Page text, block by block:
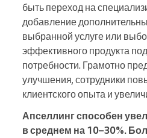
быть переход на
добавление
выбранной услуге или
эффективного продукта
потребности. Грамотно
улучшения, сотрудники
клиентского опыта и
Апселлинг способен
в среднем на 10–30%.